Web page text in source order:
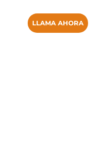
LLAMA AHORA